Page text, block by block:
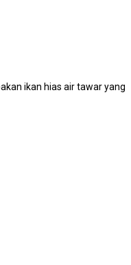
ikan hias air tawar yang